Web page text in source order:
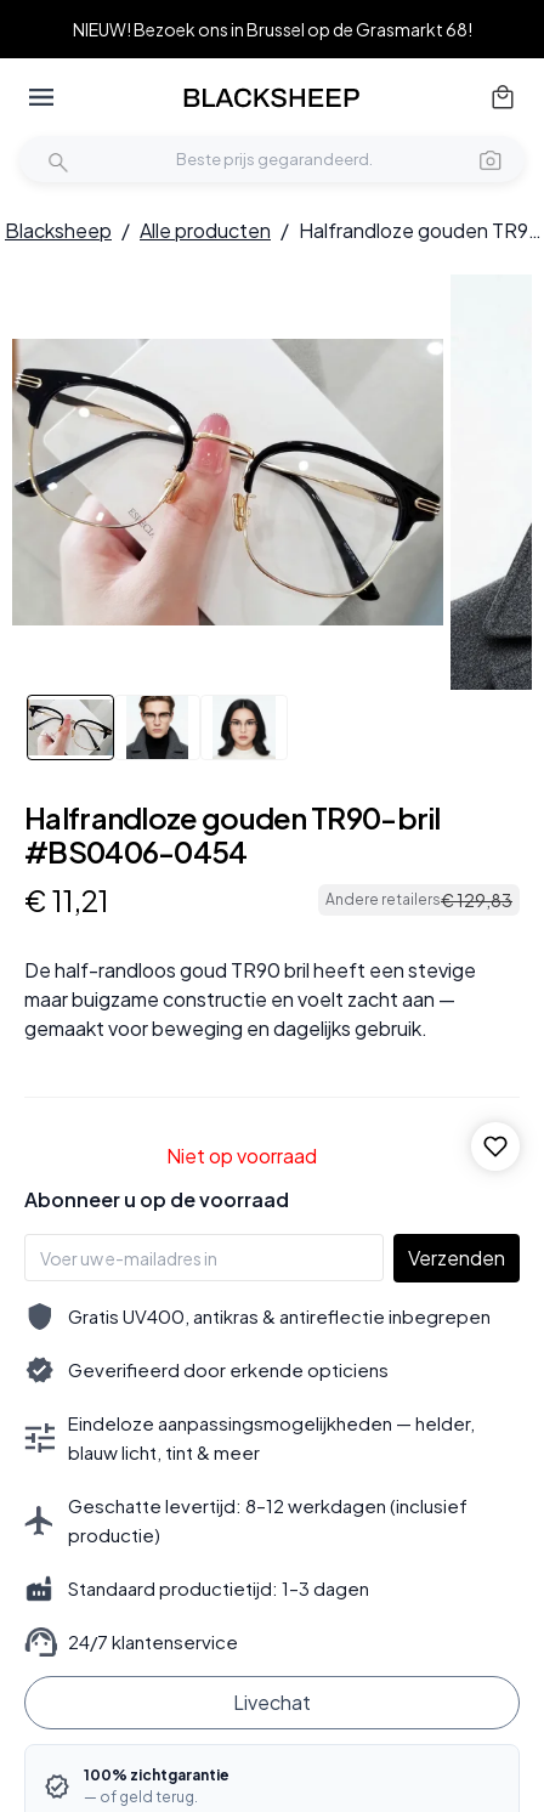
NIEUW! Bezoek ons in Brussel op de Grasmarkt 68!
Blacksheep / Alle producten / Halfrandloze gouden TR90-bril #BS0406-0454
Halfrandloze gouden TR90-bril
#BS0406-0454
€ 11,21 Andere retailers€129,83
De half-randloos goud TR90 bril heeft een stevige
maar buigzame constructie en voelt zacht aan —
gemaakt voor beweging en dagelijks gebruik.
Niet op voorraad
Abonneer u op de voorraad
Verzenden
Gratis UV400, antikras & antireflectie inbegrepen
Geverifieerd door erkende opticiens
Eindeloze aanpassingsmogelijkheden — helder,
blauw licht, tint & meer
Geschatte levertijd: 8–12 werkdagen (inclusief
productie)
Standaard productietijd: 1–3 dagen
24/7 klantenservice
Livechat
100% zichtgarantie
— of geld terug.